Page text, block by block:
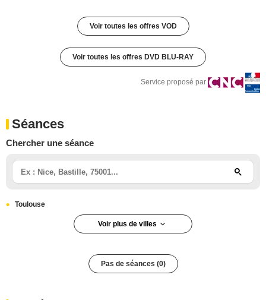
Voir toutes les offres VOD
Voir toutes les offres DVD BLU-RAY
Service proposé par
Séances
Chercher une séance
Toulouse
Voir plus de villes
Pas de séances (0)